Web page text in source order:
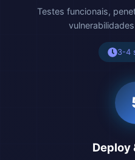
Testes funcionais,
3-4
Deploy